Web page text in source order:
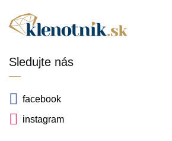
Sledujte nás
facebook
instagram